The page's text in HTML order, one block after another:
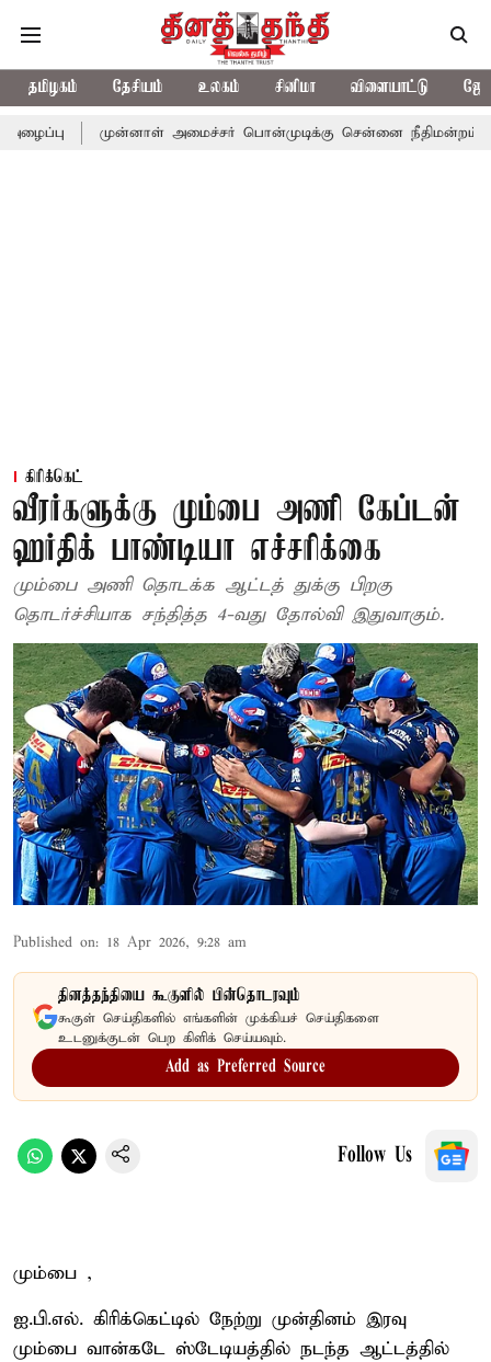
தமிழகம் தேசியம் உலகம் சினிமா விளையாட்டு
முன்னாள் அமைச்சர் பொன்முடிக்கு சென்னை நீதிமன்றம் பிடிவாராண்ட்
கிரிக்கெட்
வீரர்களுக்கு மும்பை அணி கேப்டன்
ஹர்திக் பாண்டியா எச்சரிக்கை
மும்பை அணி தொடக்க ஆட்டத் துக்கு பிறகு
தொடர்ச்சியாக சந்தித்த 4-வது தோல்வி இதுவாகும்.
Published on: 18 Apr 2026, 9:28 am
தினத்தந்தியை கூகுளில் பின்தொடரவும்
கூகுள் செய்திகளில் எங்களின் முக்கியச் செய்திகளை
உடனுக்குடன் பெற கிளிக் செய்யவும்.
Add as Preferred Source
Follow Us
மும்பை ,
ஐ.பி.எல். கிரிக்கெட்டில் நேற்று முன்தினம் இரவு
மும்பை வான்கடே ஸ்டேடியத்தில் நடந்த ஆட்டத்தில்